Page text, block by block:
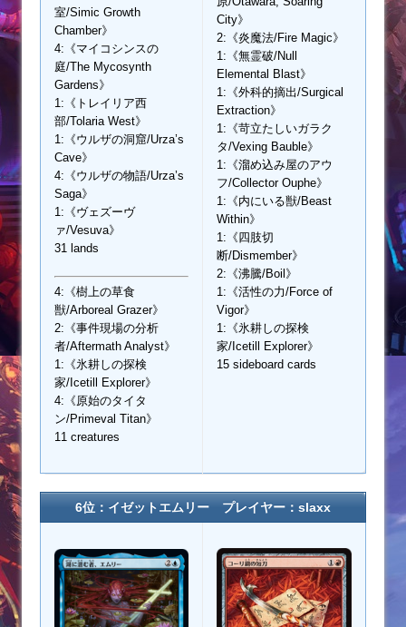
室/Simic Growth
Chamber》
4:《マイコシンスの
庭/The Mycosynth
Gardens》
1:《トレイリア西
部/Tolaria West》
1:《ウルザの洞窟/Urza’s
Cave》
4:《ウルザの物語/Urza’s
Saga》
1:《ヴェズーヴ
ァ/Vesuva》
31 lands
4:《樹上の草食
獣/Arboreal Grazer》
2:《事件現場の分析
者/Aftermath Analyst》
1:《氷耕しの探検
家/Icetill Explorer》
4:《原始のタイタ
ン/Primeval Titan》
11 creatures
City》
2:《炎魔法/Fire Magic》
1:《無霊破/Null
Elemental Blast》
1:《外科的摘出/Surgical
Extraction》
1:《苛立たしいガラク
タ/Vexing Bauble》
1:《溜め込み屋のアウ
フ/Collector Ouphe》
1:《内にいる獣/Beast
Within》
1:《四肢切
断/Dismember》
2:《沸騰/Boil》
1:《活性の力/Force of
Vigor》
1:《氷耕しの探検
家/Icetill Explorer》
15 sideboard cards
6位：イゼットエムリー プレイヤー：slaxx